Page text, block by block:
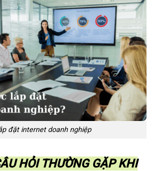
đặt internet doanh nghiệp
HỎI THƯỜNG GẶP KHI